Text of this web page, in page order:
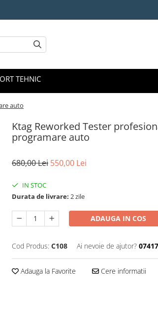
TEHNIC
auto
Ktag Reworked Tester
programare auto
680,00 Lei 550,00 Lei
IN STOC
Durata de livrare: 2 zile
ADAUGA IN COS
Cod Produs: C108 Ai nevoie de ajutor?
Adauga la Favorite Cere informatii